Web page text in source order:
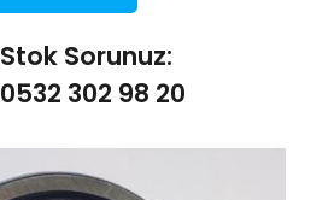
Stok Sorunuz:
0532 302 98 20